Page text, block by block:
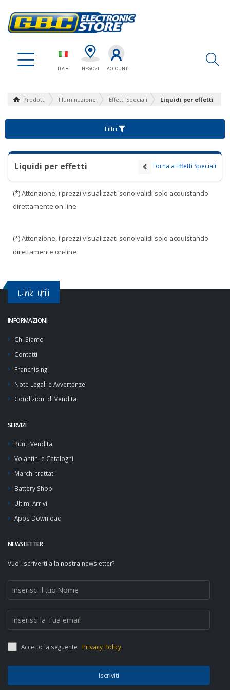
ITA NEGOZI ACCOUNT
Prodotti Illuminazione Effetti Speciali Liquidi per effetti
Filtri
Liquidi per effetti Torna a Effetti Speciali
(*) Attenzione, i prezzi visualizzati sono validi solo acquistando
direttamente on-line
(*) Attenzione, i prezzi visualizzati sono validi solo acquistando
direttamente on-line
Link Utili
INFORMAZIONI
Chi Siamo
Contatti
Franchising
Note Legali e Avvertenze
Condizioni di Vendita
SERVIZI
Punti Vendita
Volantini e Cataloghi
Marchi trattati
Battery Shop
Ultimi Arrivi
Apps Download
NEWSLETTER
Vuoi iscriverti alla nostra newsletter?
Accetto la seguente Privacy Policy
Iscriviti